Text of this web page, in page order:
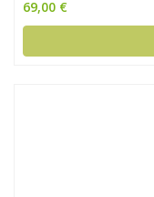
69,00 €